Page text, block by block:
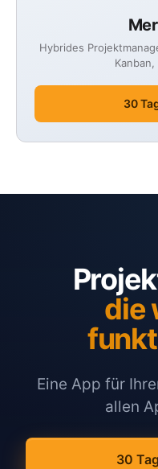
Hybrides
30
die
Eine App für
allen
30